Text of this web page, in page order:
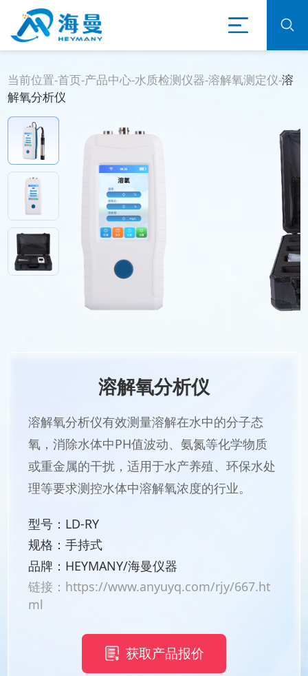
当前位置-首页-产品中心-水质检测仪器-溶解氧测定仪-溶
解氧分析仪
溶解氧分析仪
溶解氧分析仪有效测量溶解在水中的分子态
氧，消除水体中PH值波动、氨氮等化学物质
或重金属的干扰，适用于水产养殖、环保水处
理等要求测控水体中溶解氧浓度的行业。
型号：LD-RY
规格：手持式
品牌：HEYMANY/海曼仪器
链接： https://www.anyuyq.com/rjy/667.ht
ml
获取产品报价